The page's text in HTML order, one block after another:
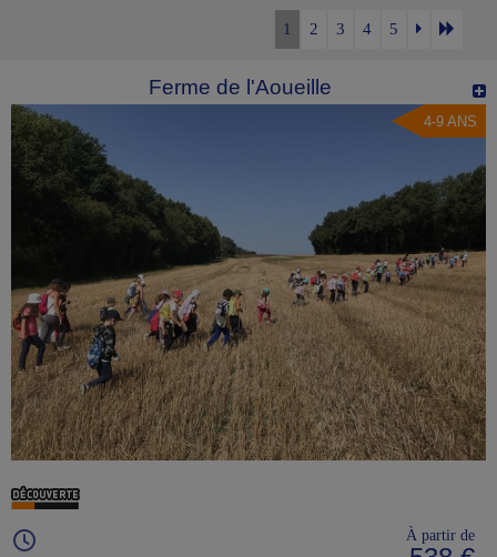
1 2 3 4 5
Ferme de l'Aoueille
4-9 ANS
À partir de